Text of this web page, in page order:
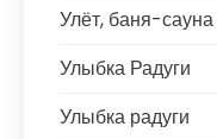
Улёт, баня-сауна
Улыбка Радуги
Улыбка радуги